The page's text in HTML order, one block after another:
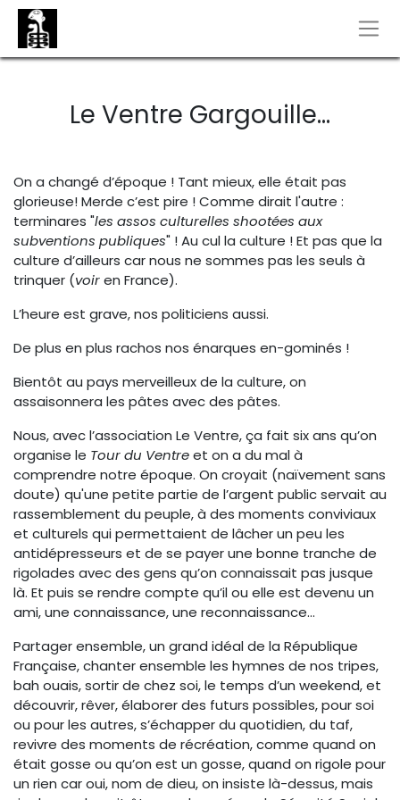
Le Ventre Gargouille...
On a changé d’époque ! Tant mieux, elle était pas
glorieuse! Merde c’est pire ! Comme dirait l'autre :
terminares "les assos culturelles shootées aux
subventions publiques" ! Au cul la culture ! Et pas que la
culture d’ailleurs car nous ne sommes pas les seuls à
trinquer (voiren France).
L’heure est grave, nos politiciens aussi.
De plus en plus rachos nos énarques en-gominés !
Bientôt au pays merveilleux de la culture, on
assaisonnera les pâtes avec des pâtes.
Nous, avec l’association Le Ventre, ça fait six ans qu’on
organise le Tour du Ventreet on a du mal à
comprendre notre époque. On croyait (naïvement sans
doute) qu'une petite partie de l’argent public servait au
rassemblement du peuple, à des moments conviviaux
et culturels qui permettaient de lâcher un peu les
antidépresseurs et de se payer une bonne tranche de
rigolades avec des gens qu’on connaissait pas jusque
là. Et puis se rendre compte qu’il ou elle est devenu un
ami, une connaissance, une reconnaissance…
Partager ensemble, un grand idéal de la République
Française, chanter ensemble les hymnes de nos tripes,
bah ouais, sortir de chez soi, le temps d’un weekend, et
découvrir, rêver, élaborer des futurs possibles, pour soi
ou pour les autres, s’échapper du quotidien, du taf,
revivre des moments de récréation, comme quand on
était gosse ou qu’on est un gosse, quand on rigole pour
un rien car oui, nom de dieu, on insiste là-dessus, mais